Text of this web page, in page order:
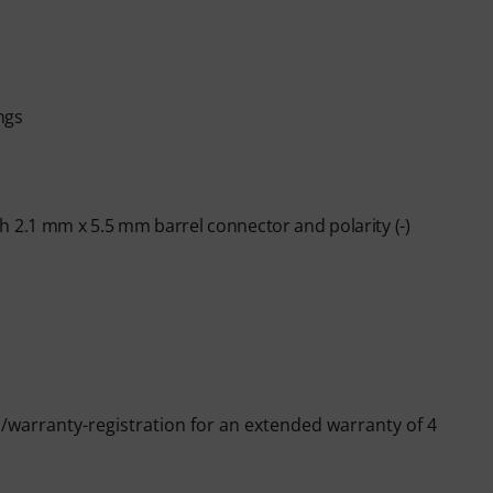
2.1 mm x 5.5 mm barrel connector and polarity (-)
registration for an extended warranty of 4